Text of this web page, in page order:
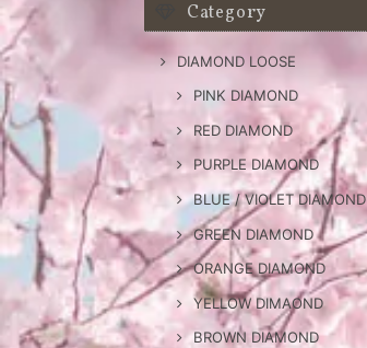
Category
DIAMOND LOOSE
PINK DIAMOND
RED DIAMOND
PURPLE DIAMOND
BLUE / VIOLET DIAMOND
GREEN DIAMOND
ORANGE DIAMOND
YELLOW DIMAOND
BROWN DIAMOND